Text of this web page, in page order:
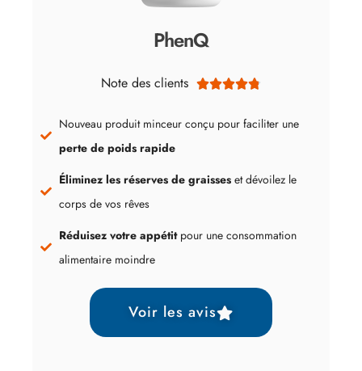
PhenQ
Note des clients 
Nouveau produit minceur conçu pour faciliter une
perte de poids rapide
Éliminez les réserves de graisseset dévoilez le
corps de vos rêves
Réduisez votre appétitpour une consommation
alimentaire moindre
Voir les avis